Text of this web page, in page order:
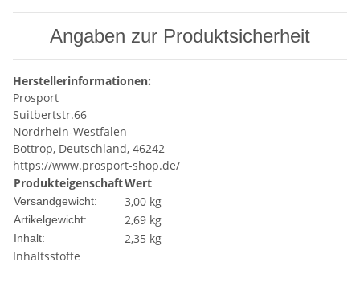
Angaben zur Produktsicherheit
Herstellerinformationen:
Prosport
Suitbertstr.66
Nordrhein-Westfalen
Bottrop, Deutschland, 46242
https://www.prosport-shop.de/
ProdukteigenschaftWert
Versandgewicht: 3,00 kg
Artikelgewicht: 2,69 kg
Inhalt:
2,35 kg
Inhaltsstoffe